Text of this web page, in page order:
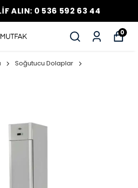
ALIN: 0 536 592 63 44
0
Soğutucu Dolaplar